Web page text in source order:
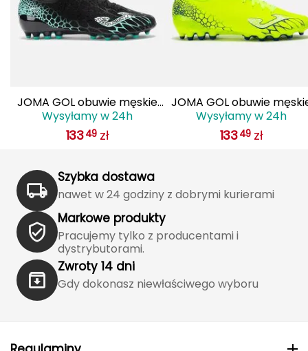
HMS PREMIUM
Haago
Hoka
Hydro Flask
IGLOO
INNY
Icebreaker
JOMA GOL obuwie męskie
do piłki nożnej lanki
GOLS2501AG czarne
Wysyłamy w 24h
13349 zł
JOMA GOL obuwie
do piłki nożnej lanki
GOLS2509AG żółte
Wysyłamy w 24h
13349 zł
Szybka dostawa
nawet w 24 godziny z dobrymi kurierami
Markowe produkty
Pracujemy tylko z producentami i
dystrybutorami.
Zwroty 14 dni
Gdy dokonasz niewłaściwego wyboru